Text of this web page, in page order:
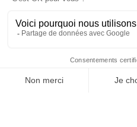
Informations